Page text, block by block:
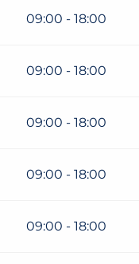
09:00 - 18:00
09:00 - 18:00
09:00 - 18:00
09:00 - 18:00
09:00 - 18:00